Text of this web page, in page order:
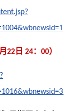
月22日 24：00）